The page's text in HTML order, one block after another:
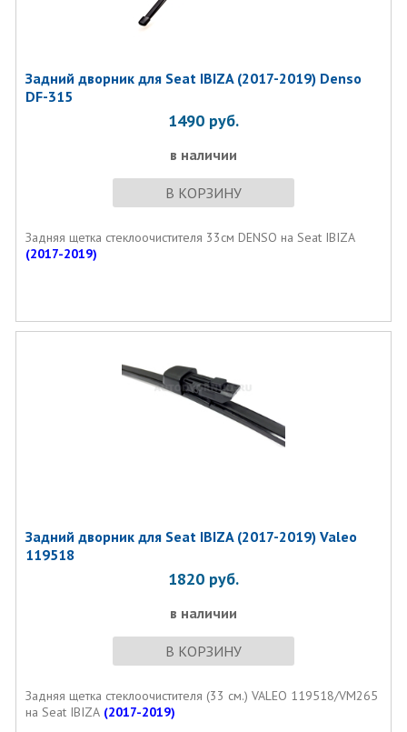
Задний дворник для Seat IBIZA (2017-2019) Denso
DF-315
1490 руб.
в наличии
В КОРЗИНУ
Задняя щетка стеклоочистителя 33см DENSO на Seat IBIZA
(2017-2019)
Задний дворник для Seat IBIZA (2017-2019) Valeo
119518
1820 руб.
в наличии
В КОРЗИНУ
Задняя щетка стеклоочистителя (33 см.) VALEO 119518/VM265
на Seat IBIZA(2017-2019)